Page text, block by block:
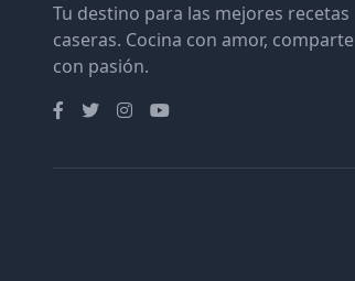
Tu destino para las mejores recetas
caseras. Cocina con amor, comparte
con pasión.